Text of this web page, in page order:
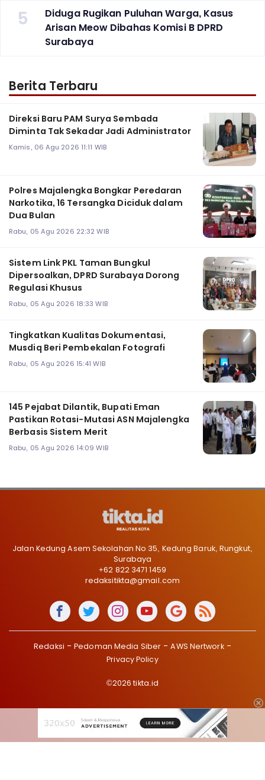
5
Diduga Rugikan Puluhan Warga, Kasus
Arisan Meow Dibahas Komisi B DPRD
Surabaya ‎
Berita Terbaru
Direksi Baru PAM Surya Sembada
Diminta Tak Sekadar Jadi Administrator
Kamis, 06 Agu 2026 11:11 WIB
Polres Majalengka Bongkar Peredaran
Narkotika, 16 Tersangka Diciduk dalam
Dua Bulan
Rabu, 05 Agu 2026 22:32 WIB
‎Sistem Link PKL Taman Bungkul
Dipersoalkan, DPRD Surabaya Dorong
Regulasi Khusus
Rabu, 05 Agu 2026 18:33 WIB
Tingkatkan Kualitas Dokumentasi,
Musdiq Beri Pembekalan Fotografi ‎
Rabu, 05 Agu 2026 15:41 WIB
145 Pejabat Dilantik, Bupati Eman
Pastikan Rotasi-Mutasi ASN Majalengka
Berbasis Sistem Merit
Rabu, 05 Agu 2026 14:09 WIB
Jalan Kedung Asem Sekolahan No 35, Kedung Baruk, Rungkut,
Surabaya
+62 822 3471 1459
redaksitikta@gmail.com
Redaksi Pedoman Media Siber
AWS Nertwork
Privacy Policy
©2026 tikta.id